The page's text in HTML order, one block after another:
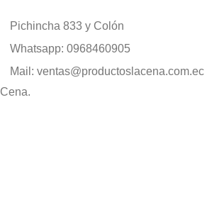
Pichincha 833 y Colón
Whatsapp: 0968460905
Mail: ventas@productoslacena.com.ec